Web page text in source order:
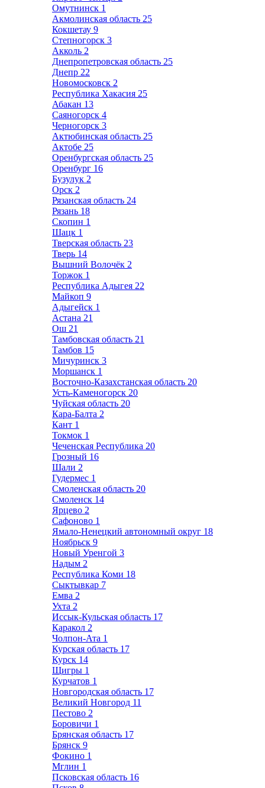
Омутнинск 1
Акмолинская область 25
Кокшетау 9
Степногорск 3
Акколь 2
Днепропетровская область 25
Днепр 22
Новомосковск 2
Республика Хакасия 25
Абакан 13
Саяногорск 4
Черногорск 3
Актюбинская область 25
Актобе 25
Оренбургская область 25
Оренбург 16
Бузулук 2
Орск 2
Рязанская область 24
Рязань 18
Скопин 1
Шацк 1
Тверская область 23
Тверь 14
Вышний Волочёк 2
Торжок 1
Республика Адыгея 22
Майкоп 9
Адыгейск 1
Астана 21
Ош 21
Тамбовская область 21
Тамбов 15
Мичуринск 3
Моршанск 1
Восточно-Казахстанская область 20
Усть-Каменогорск 20
Чуйская область 20
Кара-Балта 2
Кант 1
Токмок 1
Чеченская Республика 20
Грозный 16
Шали 2
Гудермес 1
Смоленская область 20
Смоленск 14
Ярцево 2
Сафоново 1
Ямало-Ненецкий автономный округ 18
Ноябрьск 9
Новый Уренгой 3
Надым 2
Республика Коми 18
Сыктывкар 7
Емва 2
Ухта 2
Иссык-Кульская область 17
Каракол 2
Чолпон-Ата 1
Курская область 17
Курск 14
Щигры 1
Курчатов 1
Новгородская область 17
Великий Новгород 11
Пестово 2
Боровичи 1
Брянская область 17
Брянск 9
Фокино 1
Мглин 1
Псковская область 16